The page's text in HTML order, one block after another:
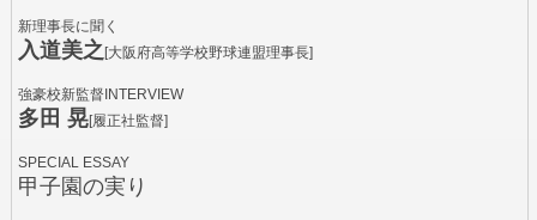
新理事長に聞く
入道美之[大阪府高等学校野球連盟理事長]
強豪校新監督INTERVIEW
多田 晃[履正社監督]
SPECIAL ESSAY
甲子園の実り